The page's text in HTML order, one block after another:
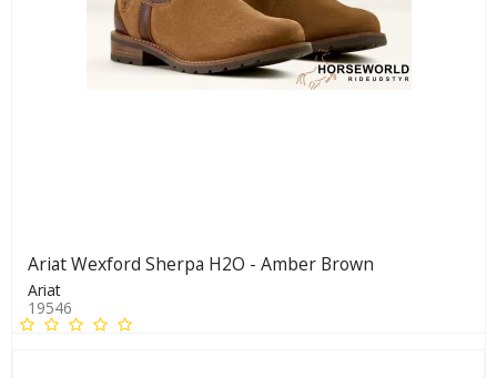
Ariat Wexford Sherpa H2O - Amber Brown
Ariat
19546